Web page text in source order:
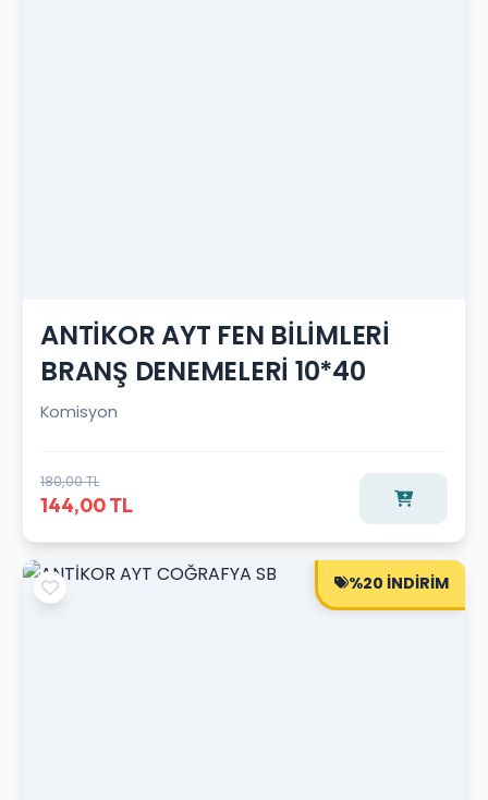
ANTİKOR AYT FEN BİLİMLERİ
BRANŞ DENEMELERİ 10*40
Komisyon
180,00 TL
144,00 TL
%20 İNDİRİM